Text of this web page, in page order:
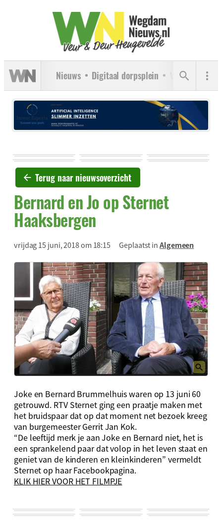
Nieuws Digitaal dorpsplein Verenigingen
Terug naar nieuwsoverzicht
Bernard en Jo op Sternet
Haaksbergen
vrijdag 15 juni, 2018 om 18:15 Geplaatst inAlgemeen
Joke en Bernard Brummelhuis waren op 13 juni 60
getrouwd. RTV Sternet ging een praatje maken met
het bruidspaar dat op dat moment net bezoek kreeg
van burgemeester Gerrit Jan Kok.
“De leeftijd merk je aan Joke en Bernard niet, het is
een sprankelend paar dat volop in het leven staat en
geniet van de kinderen en kleinkinderen” vermeldt
Sternet op haar Facebookpagina.
KLIK HIER VOOR HET FILMPJE